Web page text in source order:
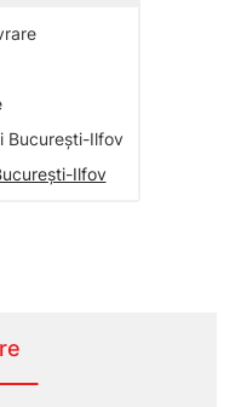
București-Ilfov
Ilfov